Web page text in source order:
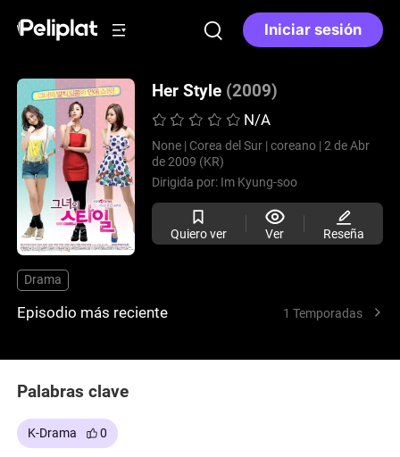
Iniciar sesión
Her Style (2009)
N/A
None | Corea del Sur | coreano | 2 de Abr
de 2009 (KR)
Dirigida por: Im Kyung-soo
Quiero ver Ver Reseña
Drama
Episodio más reciente 1 Temporadas
Palabras clave
K-Drama 0